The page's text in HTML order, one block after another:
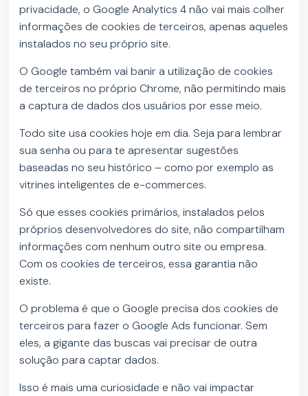
privacidade, o Google Analytics 4 não vai mais colher
informações de cookies de terceiros, apenas aqueles
instalados no seu próprio site.
O Google também vai banir a utilização de cookies
de terceiros no próprio Chrome, não permitindo mais
a captura de dados dos usuários por esse meio.
Todo site usa cookies hoje em dia. Seja para lembrar
sua senha ou para te apresentar sugestões
baseadas no seu histórico – como por exemplo as
vitrines inteligentes de e-commerces.
Só que esses cookies primários, instalados pelos
próprios desenvolvedores do site, não compartilham
informações com nenhum outro site ou empresa.
Com os cookies de terceiros, essa garantia não
existe.
O problema é que o Google precisa dos cookies de
terceiros para fazer o Google Ads funcionar. Sem
eles, a gigante das buscas vai precisar de outra
solução para captar dados.
Isso é mais uma curiosidade e não vai impactar